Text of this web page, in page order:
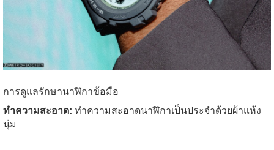
การดูแลรักษานาฬิกาข้อมือ
ทำความสะอาด: ทำความสะอาดนาฬิกาเป็นประจำด้วยผ้าแห้ง
นุ่ม